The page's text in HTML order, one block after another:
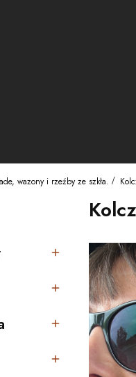
wazony i rzeźby ze szkła.